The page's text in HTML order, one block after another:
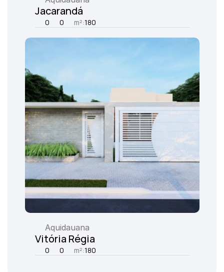
Jacarandá
0 0 m²:180
Aquidauana
Vitória Régia
0 0 m²:180